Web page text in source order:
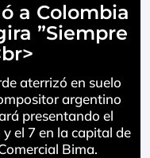
a Colombia
”Siempre
aterrizó en suelo
argentino
presentando el
el 7 en la capital de
Bima.